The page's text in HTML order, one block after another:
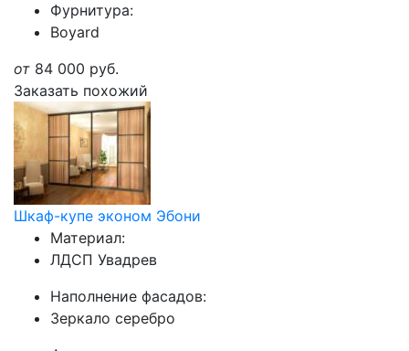
Фурнитура:
Boyard
от 84 000 руб.
Заказать похожий
Шкаф-купе эконом Эбони
Материал:
ЛДСП Увадрев
Наполнение фасадов:
Зеркало серебро